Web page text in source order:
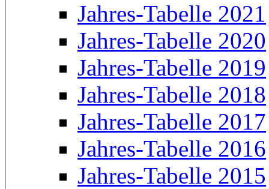
Jahres-Tabelle 2021
Jahres-Tabelle 2020
Jahres-Tabelle 2019
Jahres-Tabelle 2018
Jahres-Tabelle 2017
Jahres-Tabelle 2016
Jahres-Tabelle 2015